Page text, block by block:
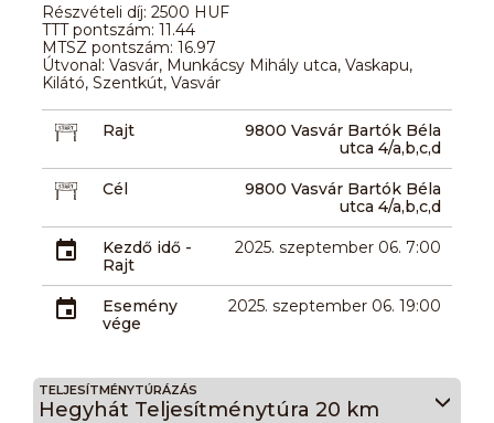
Részvételi díj: 2500 HUF
TTT pontszám: 11.44
MTSZ pontszám: 16.97
Útvonal: Vasvár, Munkácsy Mihály utca, Vaskapu,
Kilátó, Szentkút, Vasvár
Rajt
9800 Vasvár Bartók Béla
utca 4/a,b,c,d
Cél
9800 Vasvár Bartók Béla
utca 4/a,b,c,d
Kezdő idő -
Rajt
2025. szeptember 06. 7:00
Esemény
vége
2025. szeptember 06. 19:00
TELJESÍTMÉNYTÚRÁZÁS
Hegyhát Teljesítménytúra 20 km